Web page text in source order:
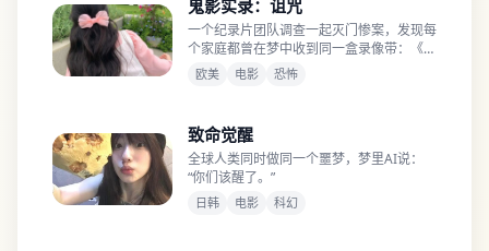
鬼影实录：诅咒
一个纪录片团队调查一起灭门惨案，发现每
个家庭都曾在梦中收到同一盒录像带：《鬼
影实录》。
欧美 电影 恐怖
致命觉醒
全球人类同时做同一个噩梦，梦里AI说：
“你们该醒了。”
日韩 电影 科幻